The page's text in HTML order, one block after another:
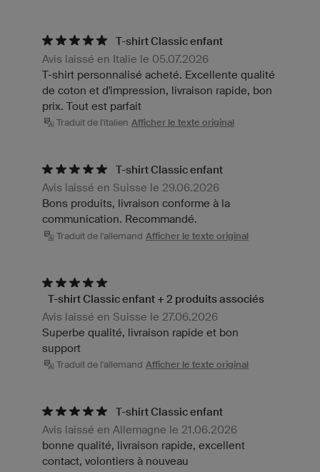
T-shirt Classic enfant
Avis laissé en Italie le 05.07.2026
T-shirt personnalisé acheté. Excellente qualité
de coton et d'impression, livraison rapide, bon
prix. Tout est parfait
Traduit de l'italien Afficher le texte original
T-shirt Classic enfant
Avis laissé en Suisse le 29.06.2026
Bons produits, livraison conforme à la
communication. Recommandé.
Traduit de l'allemand Afficher le texte original
T-shirt Classic enfant + 2 produits associés
Avis laissé en Suisse le 27.06.2026
Superbe qualité, livraison rapide et bon
support
Traduit de l'allemand Afficher le texte original
T-shirt Classic enfant
Avis laissé en Allemagne le 21.06.2026
bonne qualité, livraison rapide, excellent
contact, volontiers à nouveau